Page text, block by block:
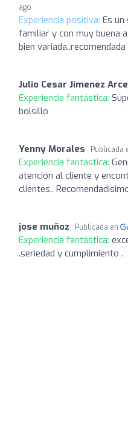
ago
Experiencia positiva: Es un
familiar y con muy buena
bien variada..recomendada
Julio Cesar Jimenez Arce
Experiencia fantástica:
bolsillo
Yenny Morales Publicada
Experiencia fantástica:
atención al cliente y
clientes..
jose muñoz Publicada en
Experiencia fantástica:
.seriedad y cumplimiento .